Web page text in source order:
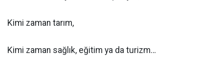
Kimi zaman tarım,
Kimi zaman sağlık, eğitim ya da turizm…